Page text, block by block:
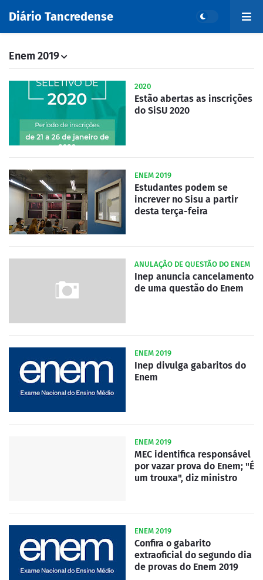
Diário Tancredense
Enem 2019
2020
Estão abertas as inscrições
do SiSU 2020
ENEM 2019
Estudantes podem se
increver no Sisu a partir
desta terça-feira
ANULAÇÃO DE QUESTÃO DO ENEM
Inep anuncia cancelamento
de uma questão do Enem
ENEM 2019
Inep divulga gabaritos do
Enem
ENEM 2019
MEC identifica responsável
por vazar prova do Enem; "É
um trouxa", diz ministro
ENEM 2019
Confira o gabarito
extraoficial do segundo dia
de provas do Enem 2019